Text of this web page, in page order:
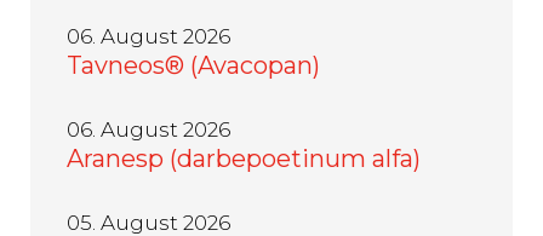
06. August 2026
Tavneos® (Avacopan)
06. August 2026
Aranesp (darbepoetinum alfa)
05. August 2026